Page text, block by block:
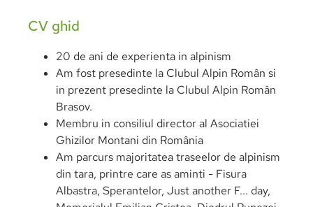
CV ghid
20 de ani de experienta in alpinism
Am fost presedinte la Clubul Alpin Român si
in prezent presedinte la Clubul Alpin Român
Brasov.
Membru in consiliul director al Asociatiei
Ghizilor Montani din România
Am parcurs majoritatea traseelor de alpinism
din tara, printre care as aminti - Fisura
Albastra, Sperantelor, Just another F... day,